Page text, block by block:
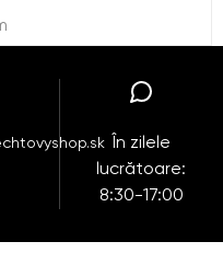
În zilele
lucrătoare:
8:30-17:00